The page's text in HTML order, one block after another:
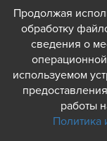
Продолжая
обработку
сведения о
используемом
работы
Политика